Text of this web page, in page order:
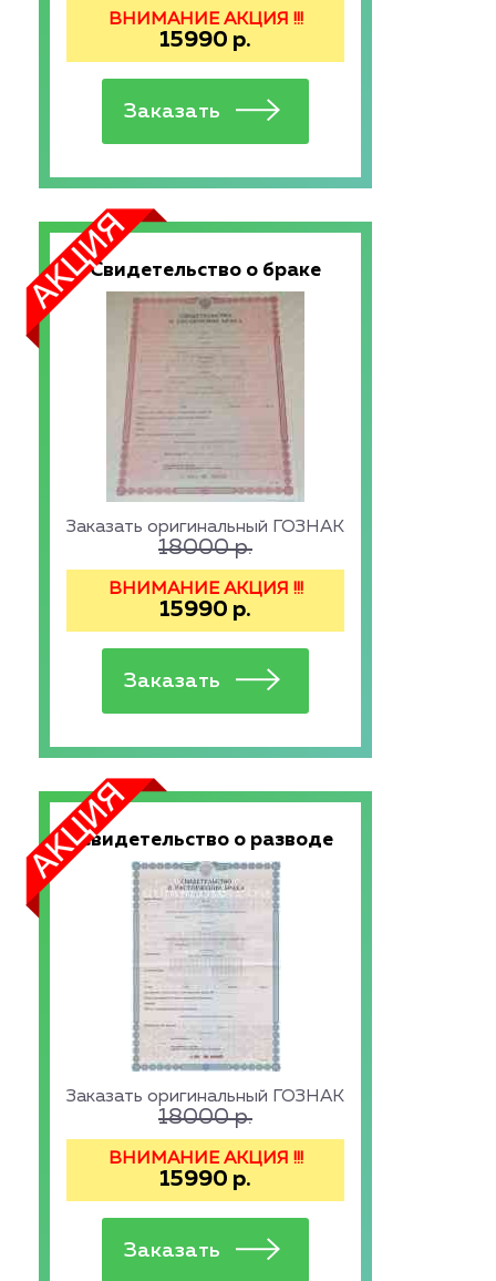
ВНИМАНИЕ АКЦИЯ !!!
15990 р.
Свидетельство о браке
Заказать оригинальный ГОЗНАК
18000р.
ВНИМАНИЕ АКЦИЯ !!!
15990 р.
Свидетельство о разводе
Заказать оригинальный ГОЗНАК
18000р.
ВНИМАНИЕ АКЦИЯ !!!
15990 р.